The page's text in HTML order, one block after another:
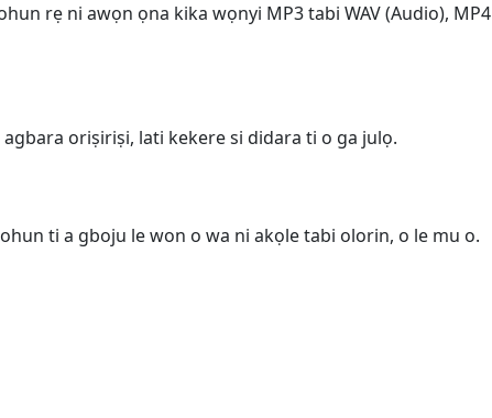
rẹ ni awọn ọna kika wọnyi MP3 tabi WAV (Audio), MP4
oriṣiriṣi, lati kekere si didara ti o ga julọ.
ti a gboju le won o wa ni akọle tabi olorin, o le mu o.